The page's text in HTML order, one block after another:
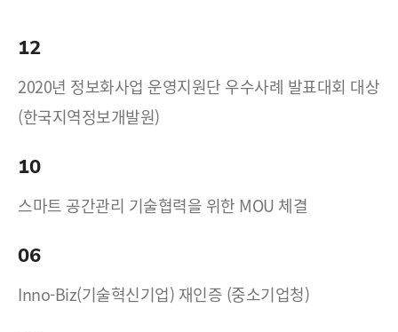
12
2020년 정보화사업 운영지원단 우수사례 발표대회 대상
(한국지역정보개발원)
10
스마트 공간관리 기술협력을 위한 MOU 체결
06
Inno-Biz(기술혁신기업) 재인증 (중소기업청)